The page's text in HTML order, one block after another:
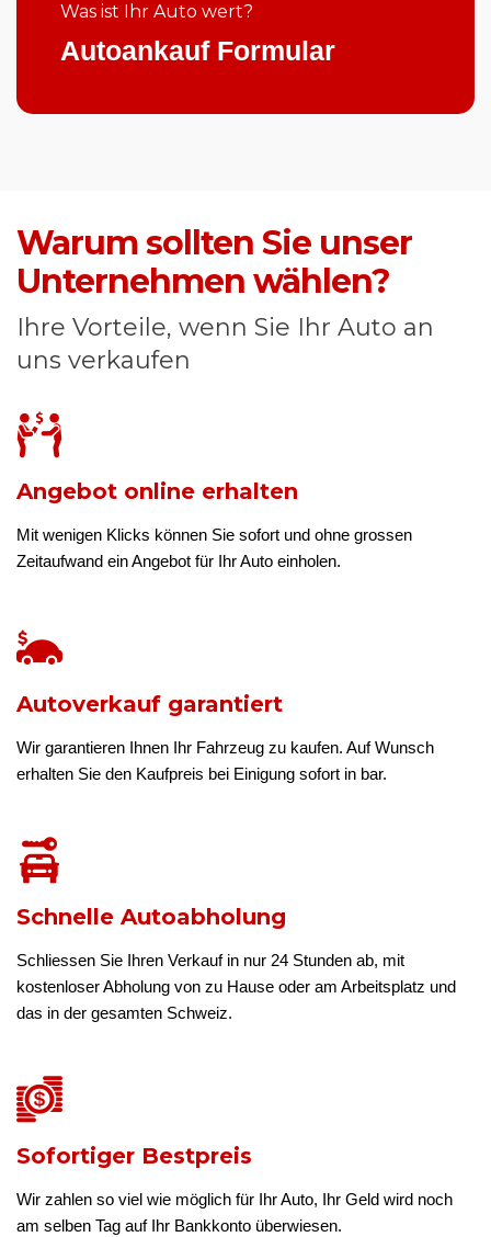
Was ist Ihr Auto wert?
Autoankauf Formular
Warum sollten Sie unser
Unternehmen wählen?
Ihre Vorteile, wenn Sie Ihr Auto an
uns verkaufen
Angebot online erhalten
Mit wenigen Klicks können Sie sofort und ohne grossen
Zeitaufwand ein Angebot für Ihr Auto einholen.
Autoverkauf garantiert
Wir garantieren Ihnen Ihr Fahrzeug zu kaufen. Auf Wunsch
erhalten Sie den Kaufpreis bei Einigung sofort in bar.
Schnelle Autoabholung
Schliessen Sie Ihren Verkauf in nur 24 Stunden ab, mit
kostenloser Abholung von zu Hause oder am Arbeitsplatz und
das in der gesamten Schweiz.
Sofortiger Bestpreis
Wir zahlen so viel wie möglich für Ihr Auto, Ihr Geld wird noch
am selben Tag auf Ihr Bankkonto überwiesen.